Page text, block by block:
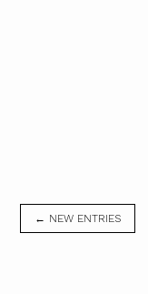
← NEW ENTRIES